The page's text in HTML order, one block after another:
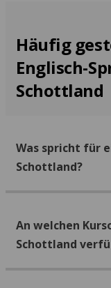
Häufig
Englisch-
Schottland
Was spricht für
Schottland?
An welchen
Schottland